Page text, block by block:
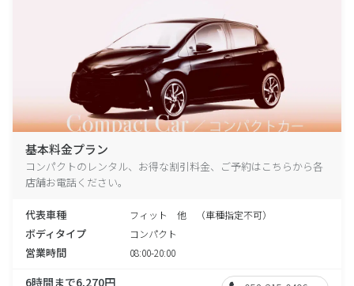
基本料金プラン
コンパクトのレンタル、お得な割引料金、ご予約はこちらから各
店舗お電話ください。
代表車種 フィット 他 （車種指定不可）
ボディタイプ コンパクト
営業時間 08:00-20:00
6時間まで6,270円